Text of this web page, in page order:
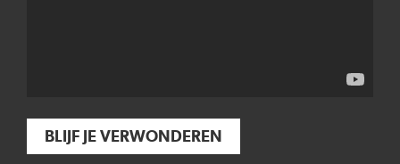
BLIJF JE VERWONDEREN